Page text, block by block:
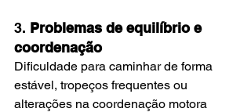
3. Problemas de equilíbrio e
coordenação
Dificuldade para caminhar de forma
estável, tropeços frequentes ou
alterações na coordenação motora